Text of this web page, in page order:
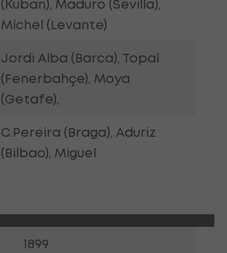
(Kuban), Maduro (Sevilla),
Míchel (Levante)
Jordi Alba (Barca), Topal
(Fenerbahçe), Moya
(Getafe),
C.Pereira (Braga), Aduriz
(Bilbao), Miguel
1899